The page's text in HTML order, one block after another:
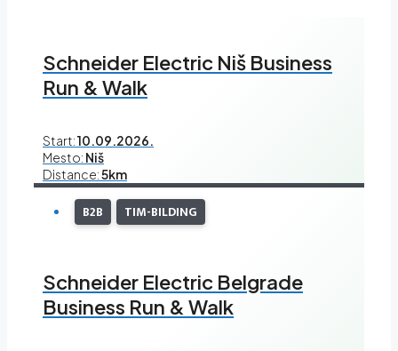
Schneider Electric Niš Business
Run & Walk
Start:10.09.2026.
Mesto: Niš
Distance:5km
B2B TIM-BILDING
Schneider Electric Belgrade
Business Run & Walk